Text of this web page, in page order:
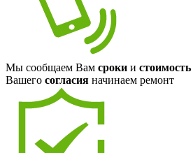
Мы сообщаем Вам сроки и стоимость
Вашего согласия начинаем ремонт